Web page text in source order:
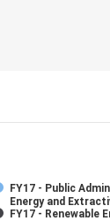
FY17 - Public
Energy and
FY17 - Renewable